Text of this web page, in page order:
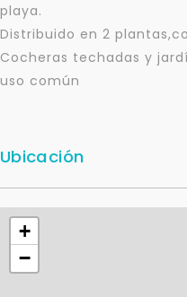
playa.
Distribuido en 2
Cocheras techadas y
uso común
Ubicación
+
−